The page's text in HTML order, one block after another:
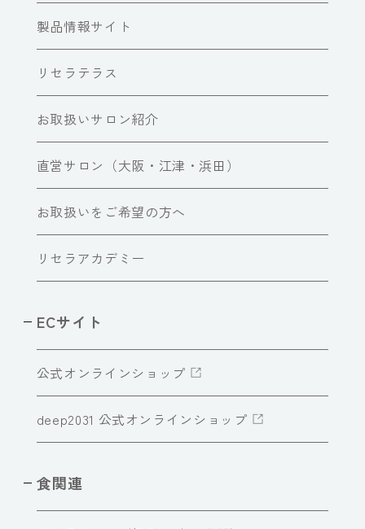
製品情報サイト
リセラテラス
お取扱いサロン紹介
直営サロン（大阪・江津・浜田）
お取扱いをご希望の方へ
リセラアカデミー
ECサイト
公式オンラインショップ
deep2031 公式オンラインショップ
食関連